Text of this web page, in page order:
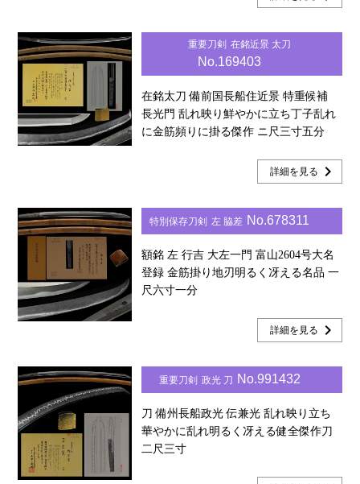
重要刀剣 在銘近景 太刀
No.169403
在銘太刀 備前国長船住近景 特重候補
長光門 乱れ映り鮮やかに立ち丁子乱れ
に金筋頻りに掛る傑作 ニ尺三寸五分
詳細を見る chevron_right
特別保存刀剣 左 脇差 No.678311
額銘 左 行吉 大左一門 富山2604号大名
登録 金筋掛り地刃明るく冴える名品 一
尺六寸一分
詳細を見る chevron_right
重要刀剣 政光 刀 No.991432
刀 備州長船政光 伝兼光 乱れ映り立ち
華やかに乱れ明るく冴える健全傑作刀
二尺三寸